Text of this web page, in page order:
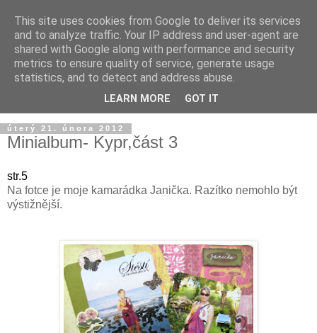
úterý 21. února 2012
Minialbum- Kypr,část 3
str.5
Na fotce je moje kamarádka Janička. Razítko nemohlo být
výstižnější.
This site uses cookies from Google to deliver its services
and to analyze traffic. Your IP address and user-agent are
shared with Google along with performance and security
metrics to ensure quality of service, generate usage
statistics, and to detect and address abuse.
LEARN MORE GOT IT